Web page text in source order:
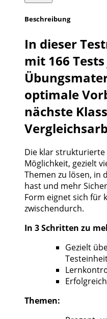
Beschreibung
In dieser
mit 166
optimale
nächste
Die klar
Möglichkeit, gezielt
Themen zu lösen, in
hast und mehr
Form eignet sich für
zwischendurch.
In 3 Schritten zu
Gezielt
Themen: